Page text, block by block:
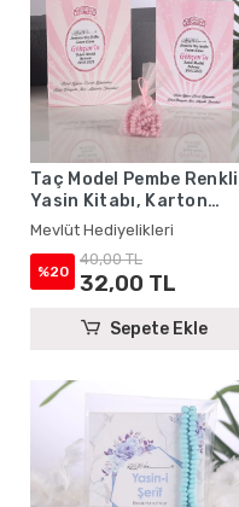
Taç Model Pembe Renkli
Yasin Kitabı, Karton
Çanta ve Tesbih - Mevlüt
Hediyelikleri
Mevlüt Hediyelikleri
%20
40,00 TL
32,00 TL
Sepete Ekle